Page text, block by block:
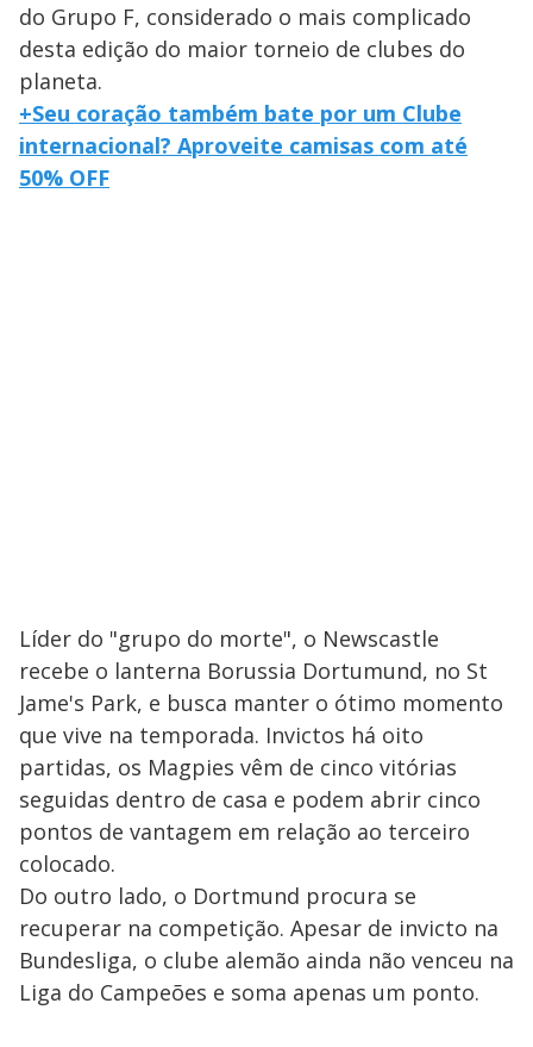
do Grupo F, considerado o mais complicado
desta edição do maior torneio de clubes do
planeta.
+Seu coração também bate por um Clube
internacional? Aproveite camisas com até
50% OFF
Líder do "grupo do morte", o Newscastle
recebe o lanterna Borussia Dortumund, no St
Jame's Park, e busca manter o ótimo momento
que vive na temporada. Invictos há oito
partidas, os Magpies vêm de cinco vitórias
seguidas dentro de casa e podem abrir cinco
pontos de vantagem em relação ao terceiro
colocado.
Do outro lado, o Dortmund procura se
recuperar na competição. Apesar de invicto na
Bundesliga, o clube alemão ainda não venceu na
Liga do Campeões e soma apenas um ponto.